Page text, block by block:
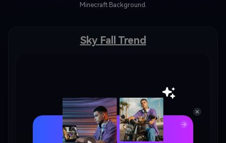
Minecraft Background.
Sky Fall Trend